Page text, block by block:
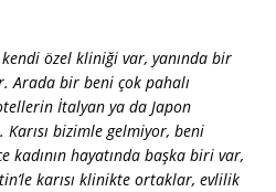
özel kliniği var, yanında bir
Arada bir beni çok pahalı
İtalyan ya da Japon
bizimle gelmiyor, beni
kadının hayatında başka biri var,
karısı klinikte ortaklar, evlilik